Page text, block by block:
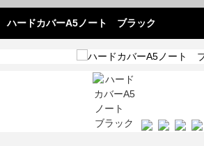
ハードカバーA5ノート ブラック